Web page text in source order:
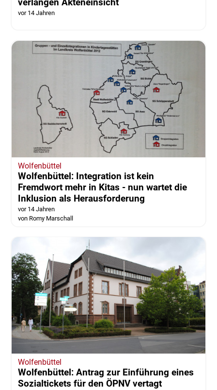
vor 14 Jahren
Wolfenbüttel
Wolfenbüttel: Integration ist kein
Fremdwort mehr in Kitas - nun wartet die
Inklusion als Herausforderung
vor 14 Jahren
von Romy Marschall
Wolfenbüttel
Wolfenbüttel: Antrag zur Einführung eines
Sozialtickets für den ÖPNV vertagt